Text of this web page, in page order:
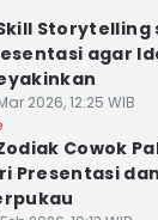
Storytelling
agar
2026, 12:25 WIB
Cowok
Presentasi